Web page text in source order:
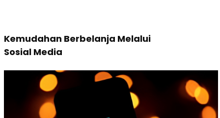
Kemudahan Berbelanja Melalui
Sosial Media